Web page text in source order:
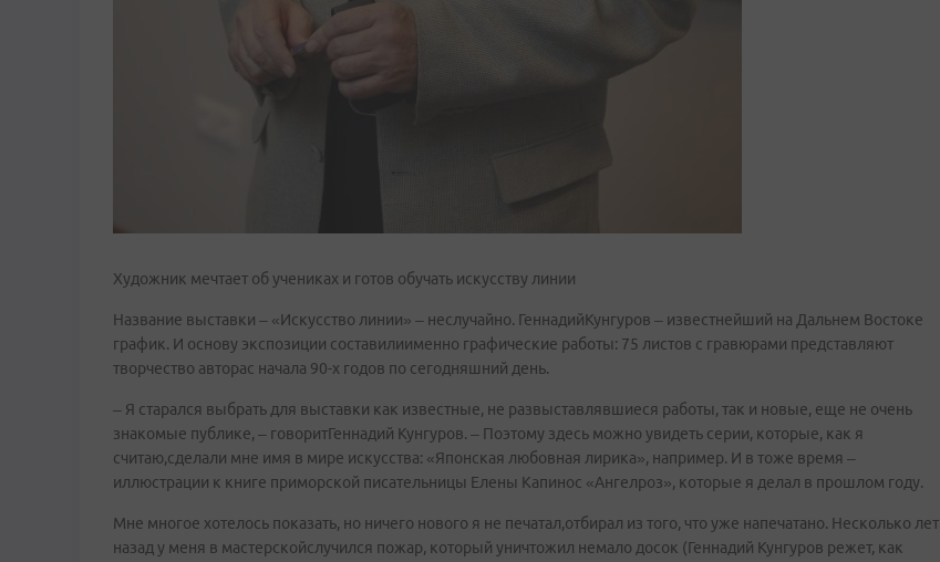
Художник мечтает об учениках и готов обучать искусству линии
Название выставки – «Искусство линии» – неслучайно. ГеннадийКунгуров – известнейший на Дальнем Востоке
график. И основу экспозиции составилиименно графические работы: 75 листов с гравюрами представляют
творчество авторас начала 90­-х годов по сегодняшний день.
– Я старался выбрать для выставки как известные, не развыставлявшиеся работы, так и новые, еще не очень
знакомые публике, – говоритГеннадий Кунгуров. – Поэтому здесь можно увидеть серии, которые, как я
считаю,сделали мне имя в мире искусства: «Японская любовная лирика», например. И в тоже время –
иллюстрации к книге приморской писательницы Елены Капинос «Ангелроз», которые я делал в прошлом году.
Мне многое хотелось показать, но ничего нового я не печатал,отбирал из того, что уже напечатано. Несколько лет
назад у меня в мастерскойслучился пожар, который уничтожил немало досок (Геннадий Кунгуров режет, как